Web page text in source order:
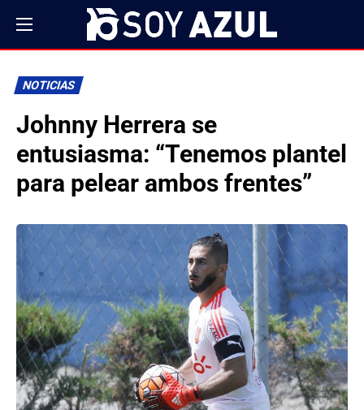
NOTICIAS
Johnny Herrera se
entusiasma: “Tenemos plantel
para pelear ambos frentes”